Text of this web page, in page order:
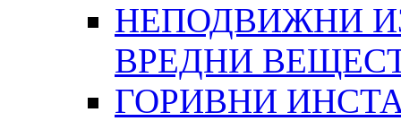
НЕПОДВИЖНИ
ВРЕДНИ
ГОРИВНИ